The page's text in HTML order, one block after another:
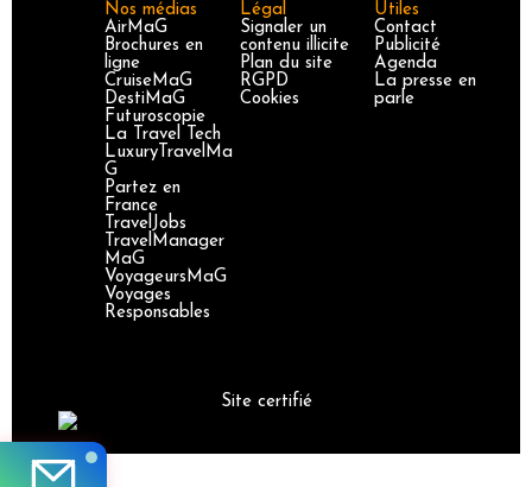
Nos médias
AirMaG
Brochures en
ligne
CruiseMaG
DestiMaG
Futuroscopie
La Travel Tech
LuxuryTravelMa
G
Partez en
France
TravelJobs
TravelManager
MaG
VoyageursMaG
Voyages
Responsables
Légal
Signaler un
contenu illicite
Plan du site
RGPD
Cookies
Utiles
Contact
Publicité
Agenda
La presse en
parle
Site certifié